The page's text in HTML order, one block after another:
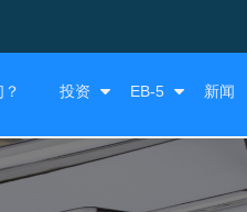
投资 EB-5 新闻